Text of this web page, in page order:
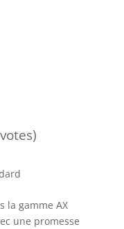
la gamme AX
une promesse